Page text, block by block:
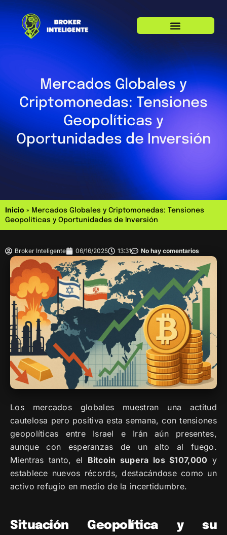
Mercados Globales y
Criptomonedas: Tensiones
Geopolíticas y
Oportunidades de Inversión
Inicio » Mercados Globales y Criptomonedas: Tensiones
Geopolíticas y Oportunidades de Inversión
Broker Inteligente 06/16/2025 13:31 No hay comentarios
Los mercados globales muestran una actitud
cautelosa pero positiva esta semana, con tensiones
geopolíticas entre Israel e Irán aún presentes,
aunque con esperanzas de un alto al fuego.
Mientras tanto, el Bitcoin supera los $107,000 y
establece nuevos récords, destacándose como un
activo refugio en medio de la incertidumbre.
Situación Geopolítica y su